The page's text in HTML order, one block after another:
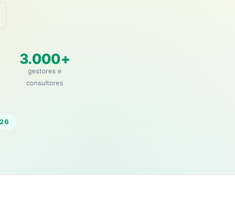
3.000+
gestores e
consultores